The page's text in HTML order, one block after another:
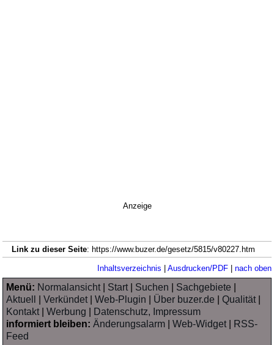
Anzeige
Link zu dieser Seite: https://www.buzer.de/gesetz/5815/v80227.htm
Inhaltsverzeichnis | Ausdrucken/PDF| nach oben
Menü: Normalansicht| Start| Suchen Sachgebiete
Aktuell
|Verkündet|Web-Plugin Über buzer.de |Qualität|
Kontakt|Werbung
Datenschutz, Impressum
informiert bleiben: Änderungsalarm |Web-Widget|
RSS-
Feed